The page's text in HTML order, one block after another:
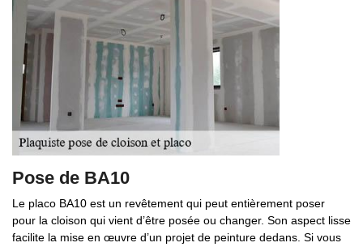
Pose de BA10
Le placo BA10 est un revêtement qui peut entièrement poser
pour la cloison qui vient d’être posée ou changer. Son aspect lisse
facilite la mise en œuvre d’un projet de peinture dedans. Si vous